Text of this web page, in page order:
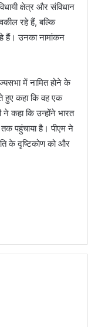
क्षेत्र और संविधान
रहे हैं, बल्कि
हैं। उनका नामांकन
में नामित होने के
हुए कहा कि वह एक
ने कहा कि उन्होंने भारत
पहुंचाया है। पीएम ने
के दृष्टिकोण को और